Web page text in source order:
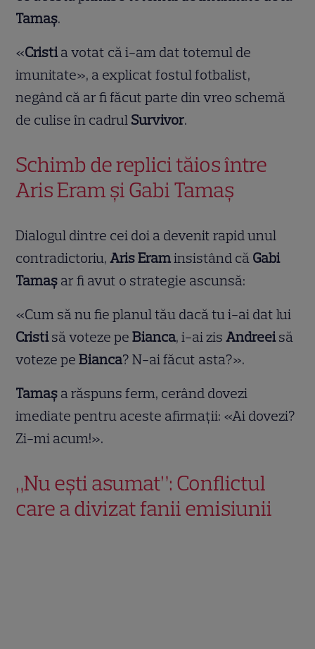
Tamaș.
«Cristia votat că i-am dat totemul de
imunitate», a explicat fostul fotbalist,
negând că ar fi făcut parte din vreo schemă
de culise în cadrul Survivor.
Schimb de replici tăios între
Aris Eram și Gabi Tamaș
Dialogul dintre cei doi a devenit rapid unul
contradictoriu,Aris Eraminsistând că Gabi
Tamaș ar fi avut o strategie ascunsă:
«Cum să nu fie planul tău dacă tu i-ai dat lui
Cristisă voteze peBianca, i-ai zisAndreeisă
voteze peBianca? N-ai făcut asta?».
Tamaș a răspuns ferm, cerând dovezi
imediate pentru aceste afirmații: «Ai dovezi?
Zi-mi acum!».
„Nu ești asumat”: Conflictul
care a divizat fanii emisiunii